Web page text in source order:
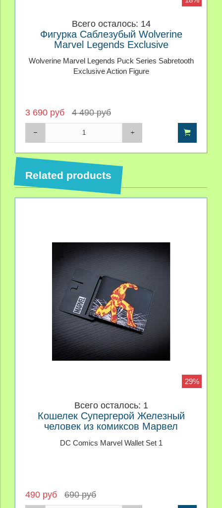
Всего осталось: 14
Фигурка Саблезубый Wolverine
Marvel Legends Exclusive
Wolverine Marvel Legends Puck Series Sabretooth
Exclusive Action Figure
3 690 руб 4 490 руб
Related products
29%
Всего осталось: 1
Кошелек Супергерой Железный
человек из комиксов Марвел
DC Comics Marvel Wallet Set 1
490 руб 690 руб